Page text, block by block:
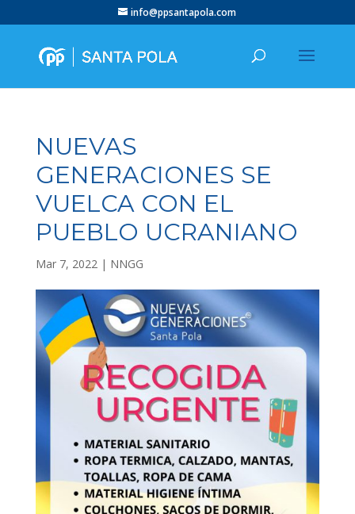
info@ppsantapola.com
NUEVAS
GENERACIONES SE
VUELCA CON EL
PUEBLO UCRANIANO
Mar 7, 2022| NNGG